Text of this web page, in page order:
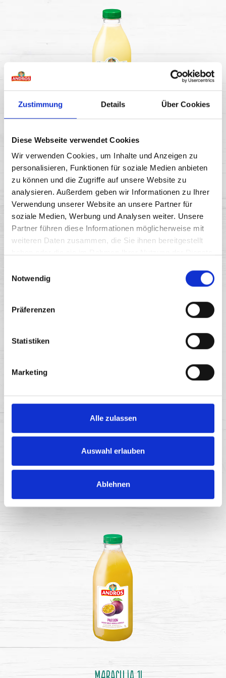
Zustimmung Details Über Cookies
Diese Webseite verwendet Cookies
Wir verwenden Cookies, um Inhalte und Anzeigen zu
personalisieren, Funktionen für soziale Medien anbieten
zu können und die Zugriffe auf unsere Website zu
analysieren. Außerdem geben wir Informationen zu Ihrer
Verwendung unserer Website an unsere Partner für
soziale Medien, Werbung und Analysen weiter. Unsere
Partner führen diese Informationen möglicherweise mit
weiteren Daten zusammen, die Sie ihnen bereitgestellt
Notwendig
Präferenzen
Statistiken
Marketing
Alle zulassen
Auswahl erlauben
Ablehnen
CITRONÁDA 1 l
Liči 1l